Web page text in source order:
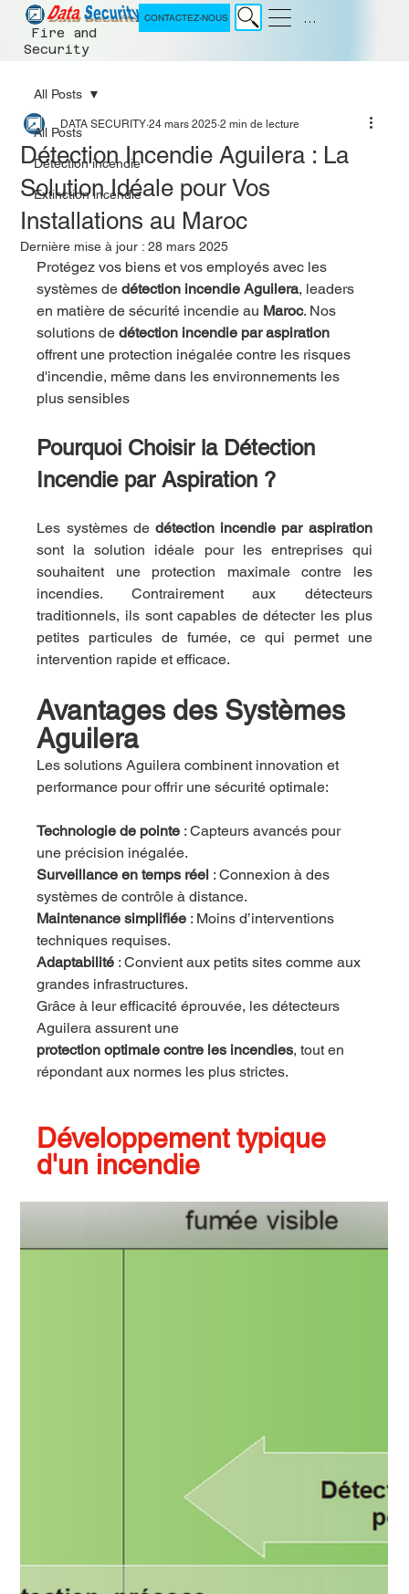
Fire and
Security
Menu
CONTACTEZ-NOUS
All Posts
Détection incendie
Extinction incendie
All Posts
Détection Incendie Aguilera : La
Solution Idéale pour Vos
Installations au Maroc
DATA SECURITY 24 mars 2025 2 min de lecture
Dernière mise à jour :28 mars 2025
Protégez vos biens et vos employés avec les
systèmes de détection incendie Aguilera, leaders
en matière de sécurité incendie au Maroc. Nos
solutions de détection incendie par aspiration
offrent une protection inégalée contre les risques
d'incendie, même dans les environnements les
plus sensibles
Pourquoi Choisir la Détection
Incendie par Aspiration ?
Les systèmes de
détection incendie par aspiration
sont la solution idéale pour les entreprises qui
souhaitent une protection maximale contre les
incendies. Contrairement aux détecteurs
traditionnels, ils sont capables de détecter les plus
petites particules de fumée, ce qui permet une
intervention rapide et efficace.
Avantages des Systèmes
Aguilera
Les solutions Aguilera combinent innovation et
performance pour offrir une sécurité optimale:
Technologie de pointe : Capteurs avancés pour
une précision inégalée.
Surveillance en temps réel : Connexion à des
systèmes de contrôle à distance.
Maintenance simplifiée : Moins d’interventions
techniques requises.
Adaptabilité : Convient aux petits sites comme aux
grandes infrastructures.
Grâce à leur efficacité éprouvée, les détecteurs
Aguilera assurent une
protection optimale contre les incendies, tout en
répondant aux normes les plus strictes.
Développement typique
d'un incendie